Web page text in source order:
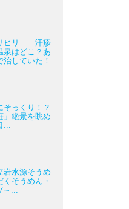
ヒリ……汗疹
泉はどこ？あ
していた！
っくり！？
」絶景を眺め
...
岩水源そうめ
そうめん・
～...